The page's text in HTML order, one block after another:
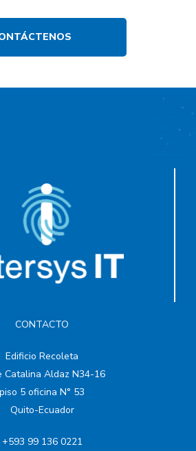
CONTACTO
Edificio Recoleta
Catalina Aldaz N34-16
piso 5 oficina N° 53
Quito-Ecuador
+593 99 136 0221